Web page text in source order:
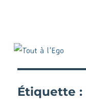
Étiquette :